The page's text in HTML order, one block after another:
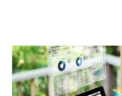
USA & Canada